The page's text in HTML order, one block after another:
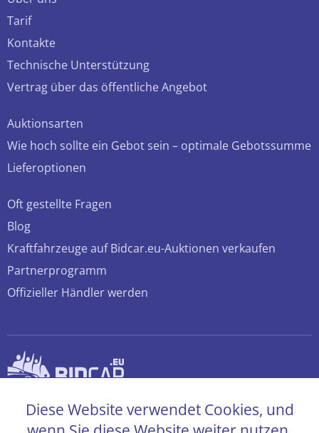
Tarif
Kontakte
Technische Unterstützung
Vertrag über das öffentliche Angebot
Auktionsarten
Wie hoch sollte ein Gebot sein – optimale Gebotssumme
Lieferoptionen
Oft gestellte Fragen
Blog
Kraftfahrzeuge auf Bidcar.eu-Auktionen verkaufen
Partnerprogramm
Offizieller Händler werden
© 2026 bidcar.eu
Alle Rechte sind vorbehalten
Diese Website verwendet Cookies, und